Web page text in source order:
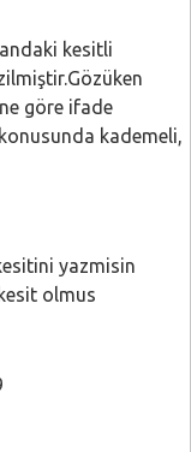
kesitli
göre ifade
kademeli,
yazmisin
olmus